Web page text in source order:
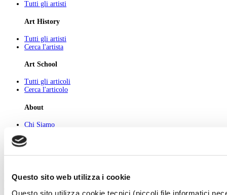
Questo sito web utilizza i cookie
Questo sito utilizza cookie tecnici (piccoli file informatici
Tutti gli artisti
Art History
Tutti gli artisti
Cerca l'artista
Art School
Tutti gli articoli
Cerca l'articolo
About
Chi Siamo
Newsletter
© 2026 GIUNTI EDITORE s.p.a., piazza Virgilio 4 - 20123 Milano